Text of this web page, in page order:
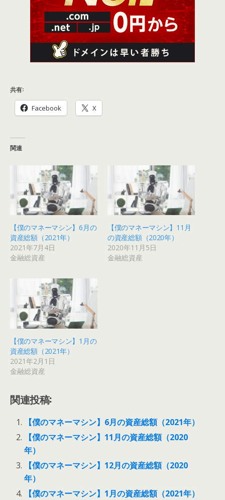
共有:
Facebook X
関連
【僕のマネーマシン】6月の
資産総額（2021年）
2021年7月4日
金融総資産
【僕のマネーマシン】11月
の資産総額（2020年）
2020年11月5日
金融総資産
【僕のマネーマシン】1月の
資産総額（2021年）
2021年2月1日
金融総資産
関連投稿:
【僕のマネーマシン】6月の資産総額（2021年）
【僕のマネーマシン】11月の資産総額（2020
年）
【僕のマネーマシン】12月の資産総額（2020
年）
【僕のマネーマシン】1月の資産総額（2021年）